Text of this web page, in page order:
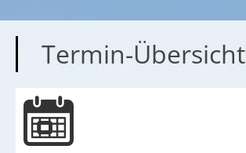
Termin-Übersicht